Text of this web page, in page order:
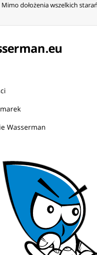
Mimo dołożenia wszelkich
Wasserman